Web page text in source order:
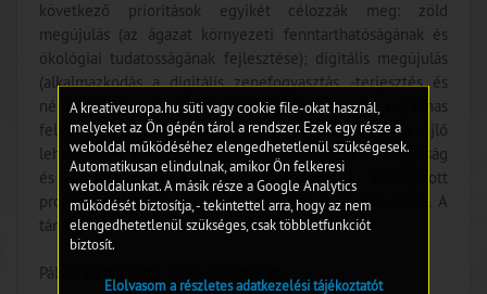
következő prioritások egyikét célozzák meg: zöld
megújulás (az ágazat környezeti fenntarthatóságának és
ökológiai tudatosságának fejlesztése); digitális megújulás
(alkalmazkodás a digitális zenefogyasztás, -terjesztés és
népszerűsítés új trendjeihez); igazságos és rugalmas
felépülés (a zenében, mint önálló összetartó erőben rejlő
lehetőségek kihasználása a szolidaritás, az aktív polgárság
és a társadalmi kohézió érdekében). A támogatott
projekteknek 2023. január 1. után kell megvalósulniuk. A
támogatásra szánt keretösszeg 1,335 millió euró.
Pályázati határidő: 2022. október 26.
A kreativeuropa.hu süti vagy cookie file-okat használ,
melyeket az Ön gépén tárol a rendszer. Ezek egy része a
weboldal működéséhez elengedhetetlenül szükségesek.
Automatikusan elindulnak, amikor Ön felkeresi
weboldalunkat. A másik része a Google Analytics
működését biztosítja, - tekintettel arra, hogy az nem
elengedhetetlenül szükséges, csak többletfunkciót
biztosít.
Elolvasom a részletes adatkezelési tájékoztatót